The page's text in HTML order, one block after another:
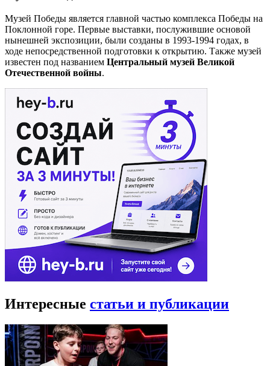
Музей Победы является главной частью комплекса Победы на
Поклонной горе. Первые выставки, послужившие основой
нынешней экспозиции, были созданы в 1993-1994 годах, в
ходе непосредственной подготовки к открытию. Также музей
известен под названием Центральный музей Великой
Отечественной войны.
Интересные статьи и публикации